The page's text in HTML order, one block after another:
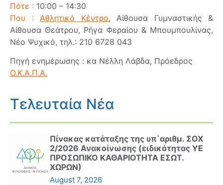
Πότε : 10:00 – 14:30
Που :
Αθλητικό Κέντρο, Αίθουσα Γυμναστικής &
Αίθουσα Θεάτρου, Ρήγα Φεραίου & Μπουμπουλίνας,
Νέο Ψυχικό, τηλ.: 210 6728 043
Πηγή ενημέρωσης : κα Νέλλη Λάβδα, Πρόεδρος
Ο.Κ.Α.Π.Α.
Τελευταία Νέα
Πίνακας κατάταξης της υπ΄αριθμ. ΣΟΧ
2/2026 Ανακοίνωσης (ειδικότητας ΥΕ
ΠΡΟΣΩΠΙΚΟ ΚΑΘΑΡΙΟΤΗΤΑ ΕΣΩΤ.
ΧΩΡΩΝ)
August 7, 2026